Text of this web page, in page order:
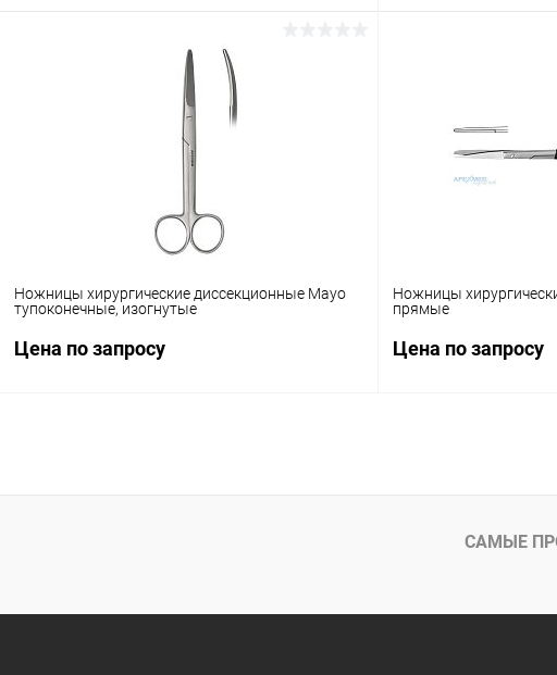
В корзину
Сравнение
В избранное
Ножницы хирургические диссекционные Mayo
тупоконечные, изогнутые
Цена по запросу
Купить в 1 клик Сравнение
Ножницы
прямые
Цена по запросу
Купить в 1 клик
САМЫЕ